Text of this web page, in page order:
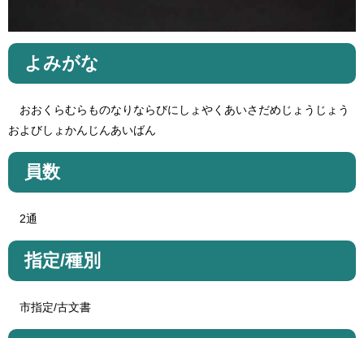
よみがな
おおくらむらものなりならびにしょやくあいさだめじょうじょう
およびしょかんじんあいばん
員数
2通
指定/種別
市指定/古文書